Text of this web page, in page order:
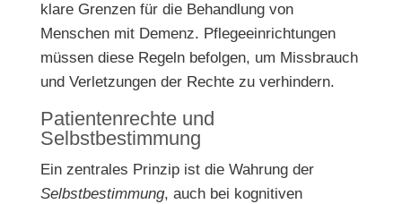
klare Grenzen für die Behandlung von
Menschen mit Demenz. Pflegeeinrichtungen
müssen diese Regeln befolgen, um Missbrauch
und Verletzungen der Rechte zu verhindern.
Patientenrechte und
Selbstbestimmung
Ein zentrales Prinzip ist die Wahrung der
Selbstbestimmung, auch bei kognitiven